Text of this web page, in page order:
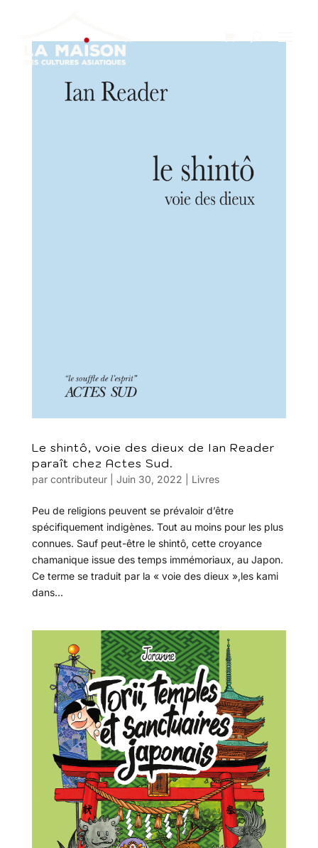
Le shintô, voie des dieux de Ian Reader
paraît chez Actes Sud.
par contributeur| Juin 30, 2022 Livres
Peu de religions peuvent se prévaloir d’être
spécifiquement indigènes. Tout au moins pour les plus
connues. Sauf peut-être le shintô, cette croyance
chamanique issue des temps immémoriaux, au Japon.
Ce terme se traduit par la « voie des dieux »,les kami
dans...